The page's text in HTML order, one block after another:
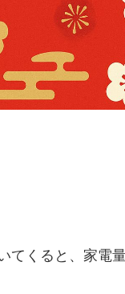
てくると、家電